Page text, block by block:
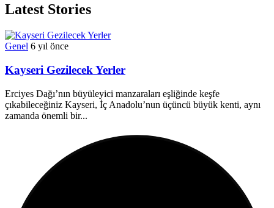
Latest Stories
Genel 6 yıl önce
Kayseri Gezilecek Yerler
Erciyes Dağı’nın büyüleyici manzaraları eşliğinde keşfe
çıkabileceğiniz Kayseri, İç Anadolu’nun üçüncü büyük kenti, aynı
zamanda önemli bir...